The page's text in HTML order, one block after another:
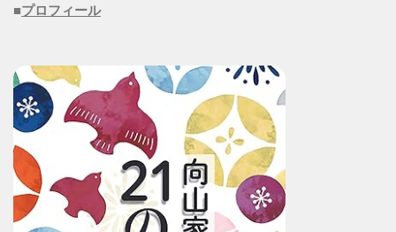
■プロフィール